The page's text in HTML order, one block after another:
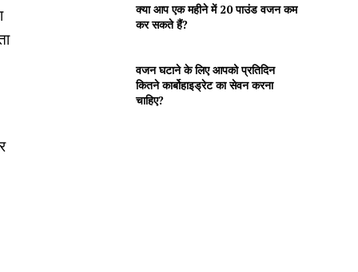
क्या आप एक महीने में 20 पाउंड वजन कम
कर सकते हैं?
वजन घटाने के लिए आपको प्रतिदिन
कितने कार्बोहाइड्रेट का सेवन करना
चाहिए?